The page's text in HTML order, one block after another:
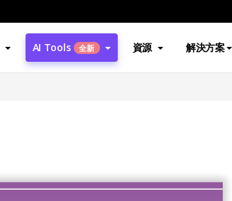
AI Tools 全新 資源 解決方案